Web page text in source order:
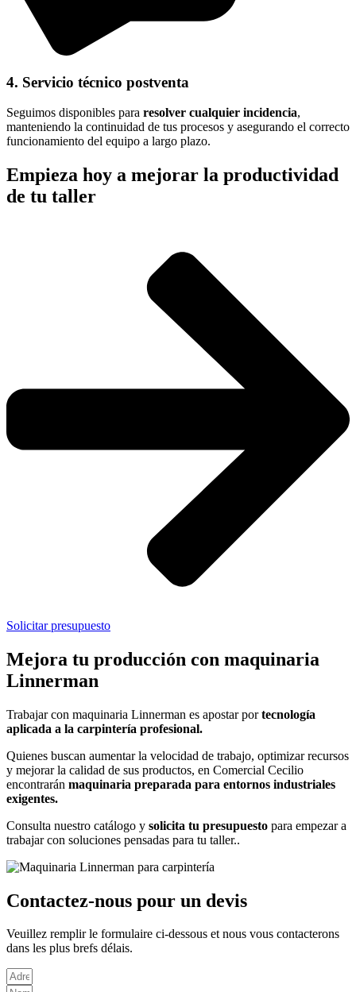
4. Servicio técnico postventa
Seguimos disponibles para resolver cualquier incidencia,
manteniendo la continuidad de tus procesos y asegurando el correcto
funcionamiento del equipo a largo plazo.
Empieza hoy a mejorar la productividad
de tu taller
Solicitar presupuesto
Mejora tu producción con maquinaria
Linnerman
Trabajar con maquinaria Linnerman es apostar portecnología
aplicada a la carpintería profesional.
Quienes buscan aumentar la velocidad de trabajo, optimizar recursos
y mejorar la calidad de sus productos, en Comercial Cecilio
encontrarán maquinaria preparada para entornos industriales
exigentes.
Consulta nuestro catálogo y solicita tu presupuesto para empezar a
trabajar con soluciones pensadas para tu taller..
Contactez-nous pour un devis
Veuillez remplir le formulaire ci-dessous et nous vous contacterons
dans les plus brefs délais.